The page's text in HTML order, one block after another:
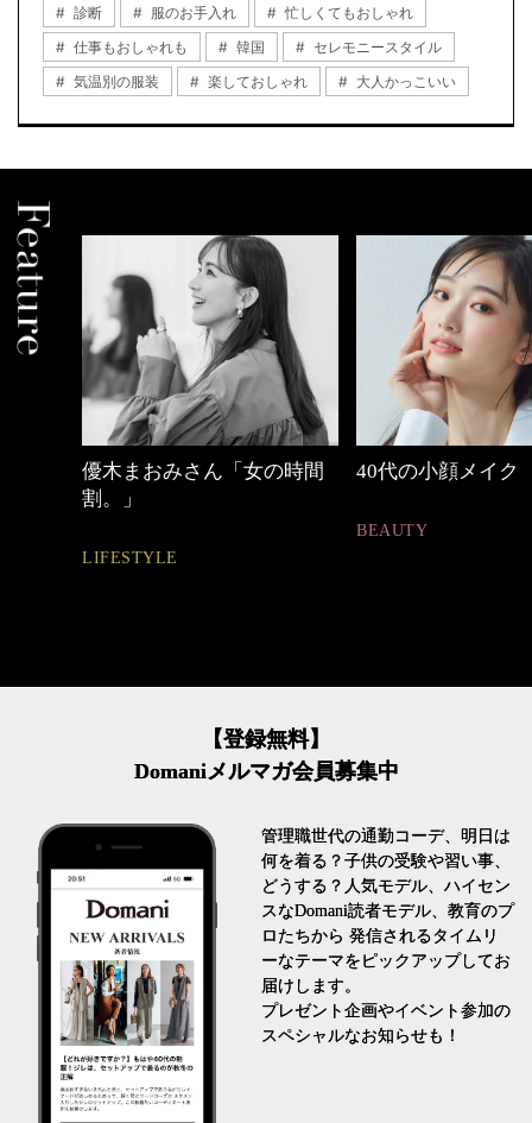
診断
服のお手入れ
忙しくてもおしゃれ
仕事もおしゃれも
韓国
セレモニースタイル
気温別の服装
楽しておしゃれ 大人かっこいい
優木まおみさん「女の時間
割。」
LIFESTYLE
40代の小顔メイク
BEAUTY
【登録無料】
Domaniメルマガ会員募集中
管理職世代の通勤コーデ、明日は
何を着る？子供の受験や習い事、
どうする？人気モデル、ハイセン
スなDomani読者モデル、教育のプ
ロたちから 発信されるタイムリ
ーなテーマをピックアップしてお
届けします。
プレゼント企画やイベント参加の
スペシャルなお知らせも！